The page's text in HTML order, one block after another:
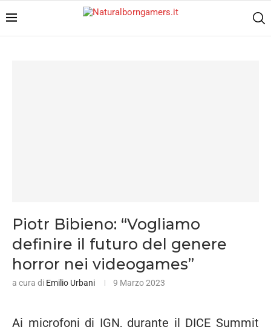
Piotr Bibieno: “Vogliamo
definire il futuro del genere
horror nei videogames”
a cura di Emilio Urbani 9 Marzo 2023
Ai microfoni di IGN, durante il DICE Summit